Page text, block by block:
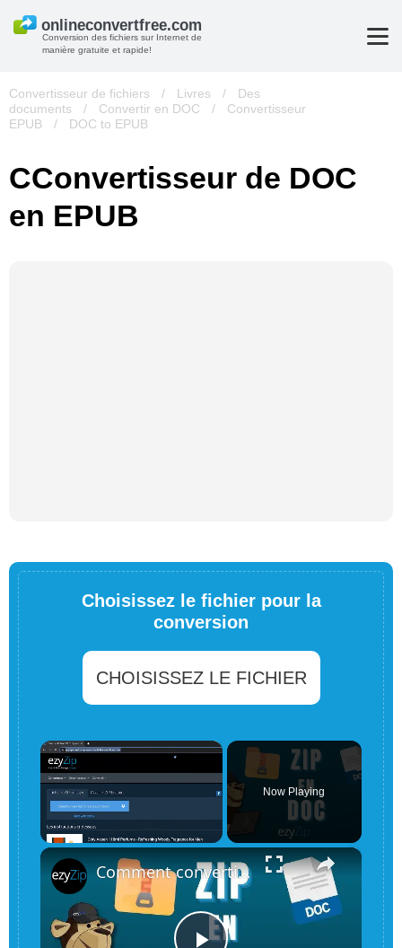
Conversion des fichiers sur Internet de
manière gratuite et rapide!
Convertisseur de fichiers / Livres /
Des
documents
/ Convertir en DOC /
Convertisseur
EPUB
/ DOC to EPUB
СConvertisseur de DOC
en EPUB
Choisissez le fichier pour la
conversion
CHOISISSEZ LE FICHIER
×
Now Playing
×
Comment convertir ZIP en DOC en ligne (Guide simple)